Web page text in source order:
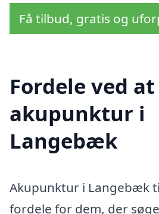
Få tilbud, gratis og
Fordele ved
akupunktur i
Langebæk
Akupunktur i Langebæk
fordele for dem, der